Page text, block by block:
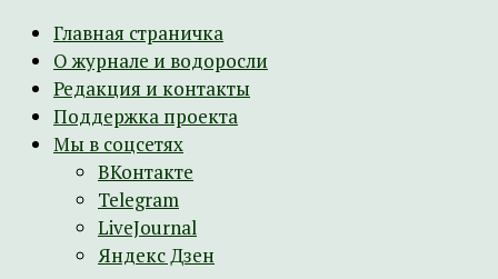
Главная страничка
О журнале и водоросли
Редакция и контакты
Поддержка проекта
Мы в соцсетях
ВКонтакте
Telegram
LiveJournal
Яндекс Дзен